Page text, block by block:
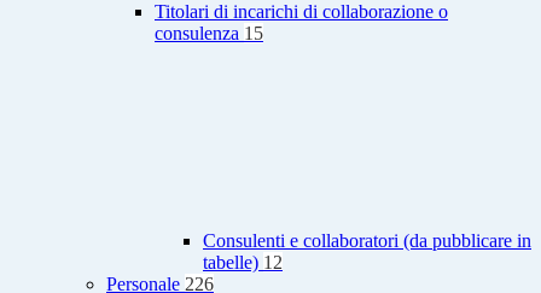
Titolari di incarichi di collaborazione o
consulenza 15
Consulenti e collaboratori (da pubblicare in
tabelle) 12
Personale 226